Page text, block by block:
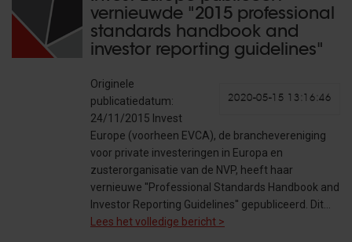
vernieuwde "2015 professional
standards handbook and
investor reporting guidelines"
2020-05-15 13:16:46
Originele
publicatiedatum:
24/11/2015 Invest
Europe (voorheen EVCA), de branchevereniging
voor private investeringen in Europa en
zusterorganisatie van de NVP, heeft haar
vernieuwe ''Professional Standards Handbook and
Investor Reporting Guidelines'' gepubliceerd. Dit…
Lees het volledige bericht >